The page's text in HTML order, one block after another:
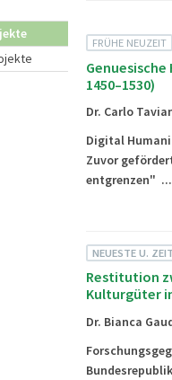
FRÜHE NEUZEIT
1450–1530)
Dr. Carlo
Digital
Zuvor
entgrenzen" ...
NEUESTE U.
Restitution
Kulturgüter
Dr. Bianca